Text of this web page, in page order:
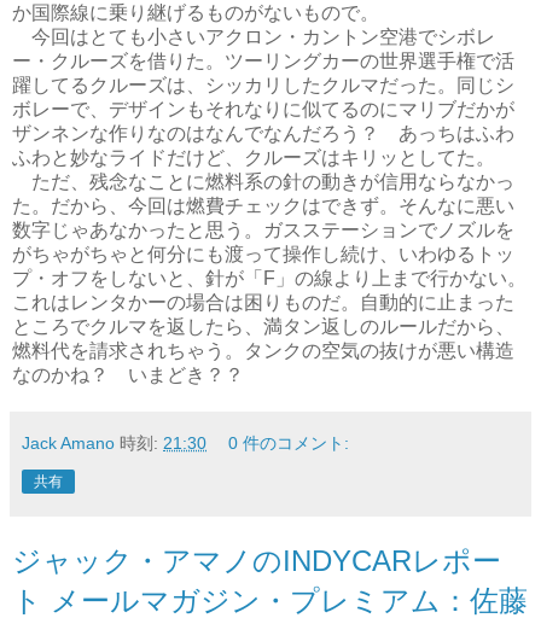
か国際線に乗り継げるものがないもので。
今回はとても小さいアクロン・カントン空港でシボレ
ー・クルーズを借りた。ツーリングカーの世界選手権で活
躍してるクルーズは、シッカリしたクルマだった。同じシ
ボレーで、デザインもそれなりに似てるのにマリブだかが
ザンネンな作りなのはなんでなんだろう？ あっちはふわ
ふわと妙なライドだけど、クルーズはキリッとしてた。
ただ、残念なことに燃料系の針の動きが信用ならなかっ
た。だから、今回は燃費チェックはできず。そんなに悪い
数字じゃあなかったと思う。ガスステーションでノズルを
がちゃがちゃと何分にも渡って操作し続け、いわゆるトッ
プ・オフをしないと、針が「F」の線より上まで行かない。
これはレンタかーの場合は困りものだ。自動的に止まった
ところでクルマを返したら、満タン返しのルールだから、
燃料代を請求されちゃう。タンクの空気の抜けが悪い構造
なのかね？ いまどき？？
Jack Amano 時刻: 21:30 0 件のコメント:
共有
ジャック・アマノのINDYCARレポー
ト メールマガジン・プレミアム：佐藤